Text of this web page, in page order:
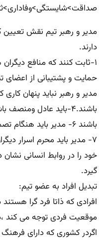
مدیر و رهبر تیم نقش
دارند.
مدیر و رهبر نباید پنهان
باشند ۶- مدیر باید
خود را در روابط انسانی نشان
گیرد.
تبدیل افراد به عضو تیم:
افرادی که ذاتا فرد گرا
موقعیت فردی توجه می کند
اگردر کشوری که دارای